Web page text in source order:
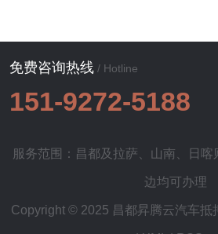
免费咨询热线 / Hotline
151-9272-5188
服务范围：昌都及 拉萨 山南 日喀
边均可办理
Copyright © 2025 昌都昇腾云汽车